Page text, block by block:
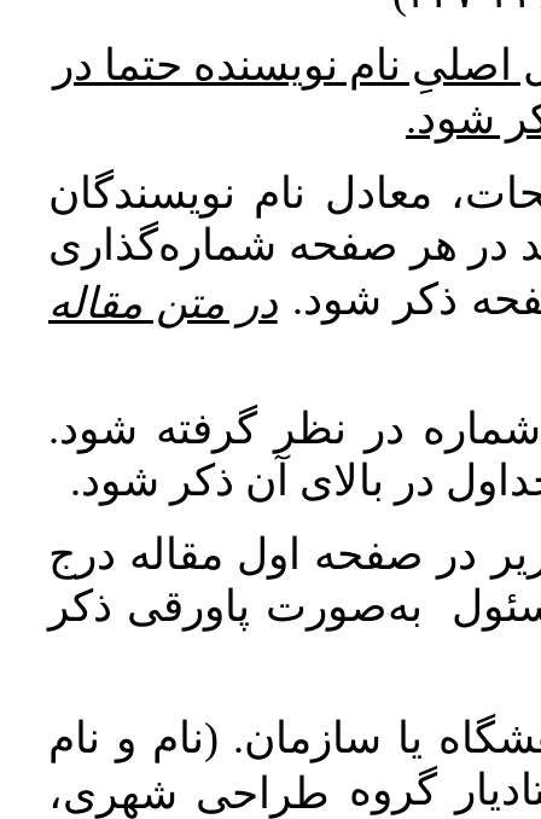
نام نویسنده حتما در
شود.
معادل نام نویسندگان
در هر صفحه شماره‌گذاری
ذکر شود. در متن مقاله
در نظر گرفته شود.
در بالای آن ذکر شود.
در صفحه اول مقاله درج
به‌صورت پاورقی ذکر
یا سازمان. (نام و نام
گروه طراحی شهری،